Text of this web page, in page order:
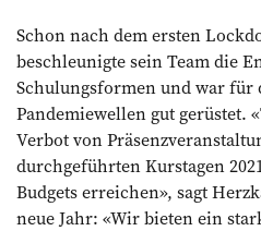
Schon nach dem ersten
beschleunigte sein Team die
Schulungsformen und war für
Pandemiewellen gut gerüstet.
Verbot von
durchgeführten Kurstagen
Budgets erreichen», sagt
neue Jahr: «Wir bieten ein